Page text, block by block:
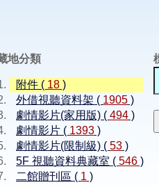
地分類
附件 ( 18 )
外借視聽資料架 ( 1905 )
劇情影片(家用版) (494 )
劇情影片 ( 1393 )
劇情影片(限制級) (53 )
5F 視聽資料典藏室 (546 )
二館贈刊區 ( 1 )